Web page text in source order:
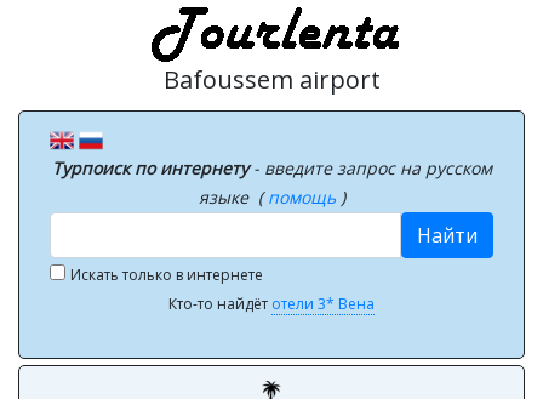
Bafoussem airport
Турпоиск по интернету- введите запрос на русском
языке (помощь )
Найти
Искать только в интернете
Кто-то найдёт отели 3* Вена